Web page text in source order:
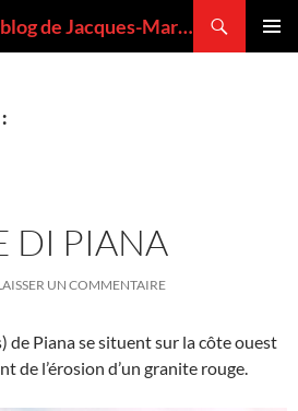
VOLCANMANIA : le blog de Jacques-Marie BARDINTZEFF, volcanologue
DI PIANA
UN COMMENTAIRE
de Piana se situent sur la côte ouest
de l’érosion d’un granite rouge.